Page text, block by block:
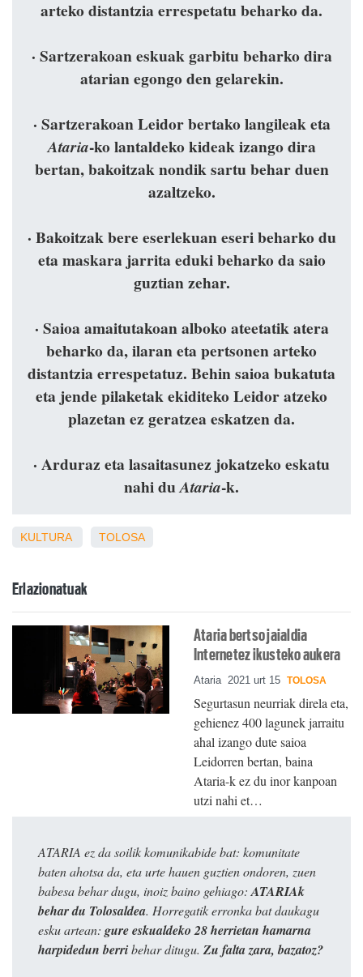
arteko distantzia errespetatu beharko da.
· Sartzerakoan eskuak garbitu beharko dira
atarian egongo den gelarekin.
· Sartzerakoan Leidor bertako langileak eta
Ataria-ko lantaldeko kideak izango dira
bertan, bakoitzak nondik sartu behar duen
azaltzeko.
· Bakoitzak bere eserlekuan eseri beharko du
eta maskara jarrita eduki beharko da saio
guztian zehar.
· Saioa amaitutakoan alboko ateetatik atera
beharko da, ilaran eta pertsonen arteko
distantzia errespetatuz. Behin saioa bukatuta
eta jende pilaketak ekiditeko Leidor atzeko
plazetan ez geratzea eskatzen da.
· Arduraz eta lasaitasunez jokatzeko eskatu
nahi duAtaria-k.
KULTURA TOLOSA
Erlazionatuak
Ataria bertso jaialdia
Internetez ikusteko aukera
Ataria 2021 urt 15 TOLOSA
Segurtasun neurriak direla eta,
gehienez 400 lagunek jarraitu
ahal izango dute saioa
Leidorren bertan, baina
Ataria-k ez du inor kanpoan
utzi nahi et…
ATARIA ez da soilik komunikabide bat: komunitate
baten ahotsa da, eta urte hauen guztien ondoren, zuen
babesa behar dugu, inoiz baino gehiago: ATARIAk
behar du Tolosaldea. Horregatik erronka bat daukagu
esku artean: gure eskualdeko 28 herrietan hamarna
harpidedun berribehar ditugu. Zu falta zara, bazatoz?